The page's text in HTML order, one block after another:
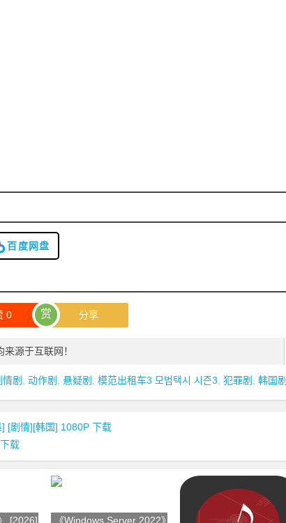
百度网盘
0 赏 分享
源于互联网！
情剧 动作剧 悬疑剧 模范出租车3 모범택시 시즌3 犯罪剧 韩国剧
] [剧情][韩国] 1080P 下载
载
[2026][24集《Windows Server 2022》 [202